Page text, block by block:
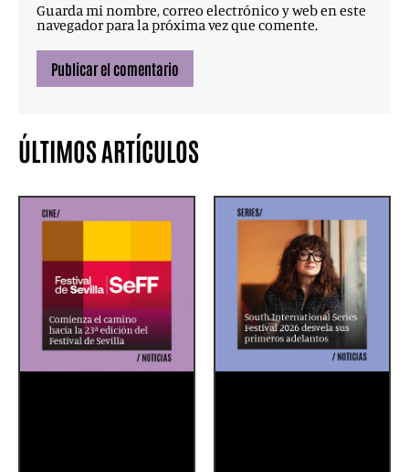
Guarda mi nombre, correo electrónico y web en este
navegador para la próxima vez que comente.
ÚLTIMOS ARTÍCULOS